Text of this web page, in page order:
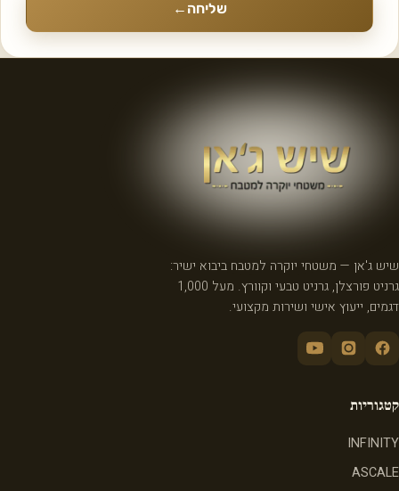
שליחה ←
שיש ג'אן — משטחי יוקרה למטבח ביבוא ישיר:
גרניט פורצלן, גרניט טבעי וקוורץ. מעל 1,000
דגמים, ייעוץ אישי ושירות מקצועי.
קטגוריות
INFINITY
ASCALE